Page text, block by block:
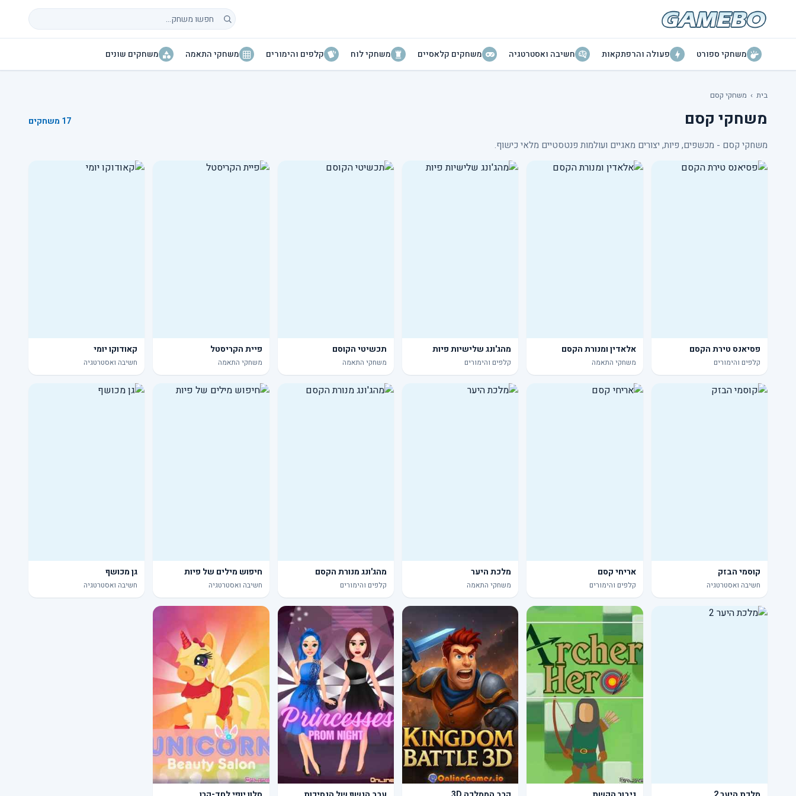
חיפוש משחקים
משחקי ספורט פעולה והרפתקאות חשיבה ואסטרטגיה משחקים קלאסיים משחקי לוח קלפים והימורים משחקי התאמה משחקים שונים
בית › משחקי קסם
משחקי קסם 17 משחקים
משחקי קסם - מכשפים, פיות, יצורים מאגיים ועולמות פנטסטיים מלאי כישוף.
פסיאנס טירת הקסם
קלפים והימורים
אלאדין ומנורת הקסם
משחקי התאמה
מהג'ונג שלישיות פיות
קלפים והימורים
תכשיטי הקוסם
משחקי התאמה
פיית הקריסטל
משחקי התאמה
קאודוקו יומי
חשיבה ואסטרטגיה
קוסמי הבזק
חשיבה ואסטרטגיה
אריחי קסם
קלפים והימורים
מלכת היער
משחקי התאמה
מהג'ונג מנורת הקסם
קלפים והימורים
חיפוש מילים של פיות
חשיבה ואסטרטגיה
גן מכושף
חשיבה ואסטרטגיה